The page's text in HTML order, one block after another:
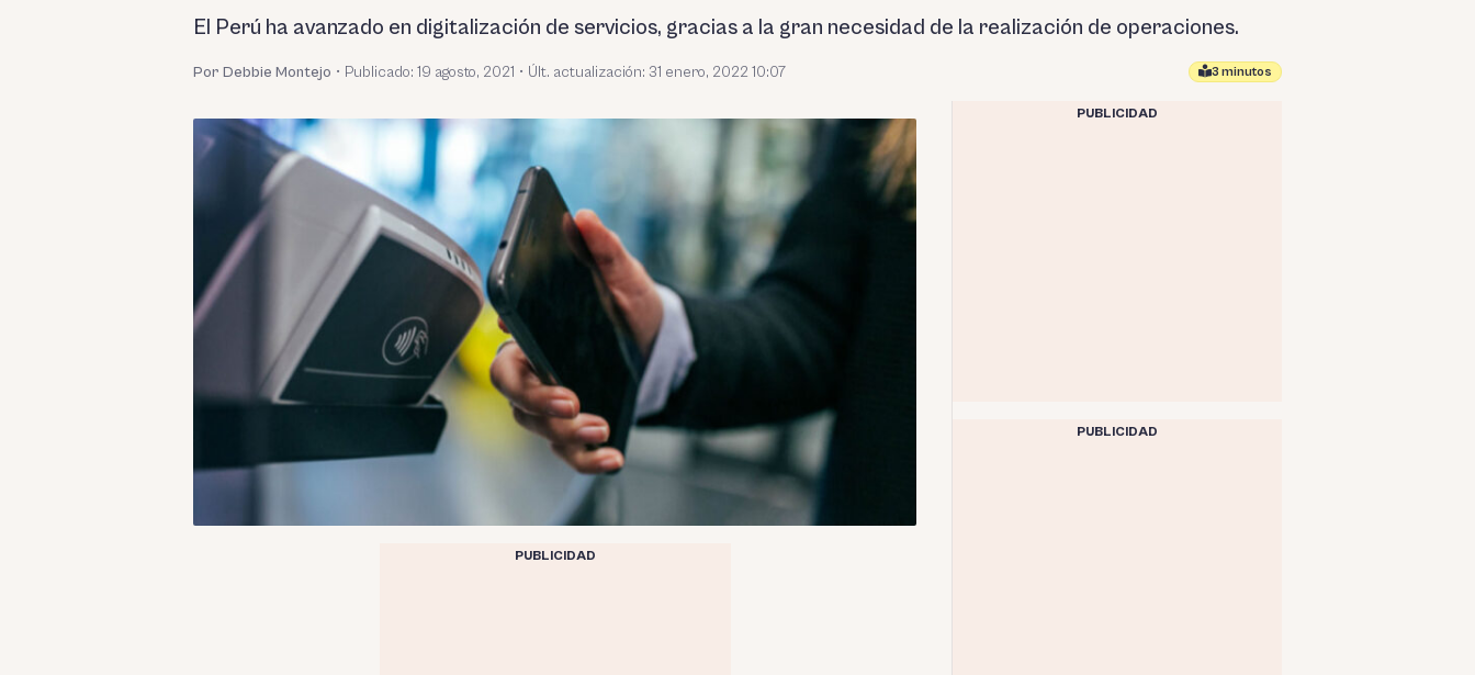
El Perú ha avanzado en digitalización de servicios, gracias a la gran necesidad de la realización de operaciones.
Por Debbie Montejo • Publicado: 19 agosto, 2021 • Últ. actualización: 31 enero, 2022 10:07 3 minutos
PUBLICIDAD
PUBLICIDAD
PUBLICIDAD